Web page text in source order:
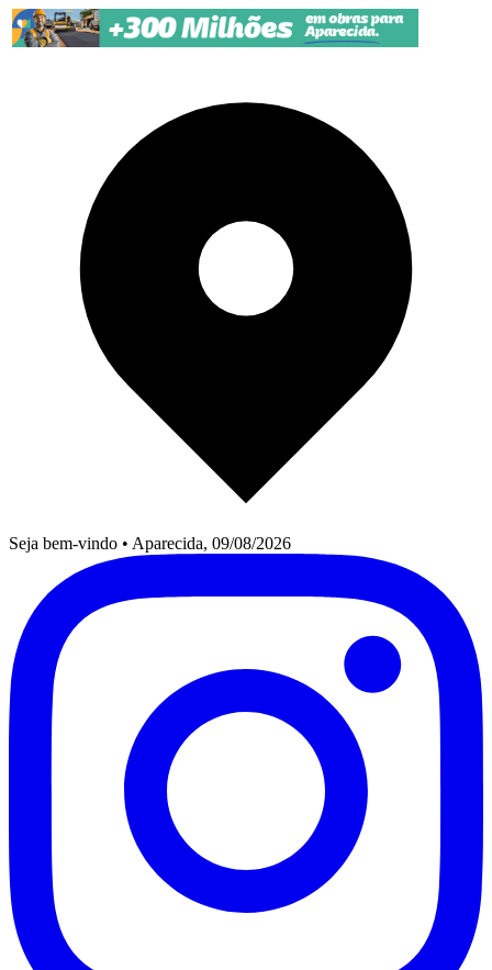
Pular para o conteúdo
Seja bem-vindo • Aparecida, 09/08/2026